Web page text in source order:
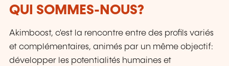
QUI SOMMES-NOUS?
Akimboost, c'est la rencontre entre des profils variés
et complémentaires, animés par un même objectif:
développer les potentialités humaines et